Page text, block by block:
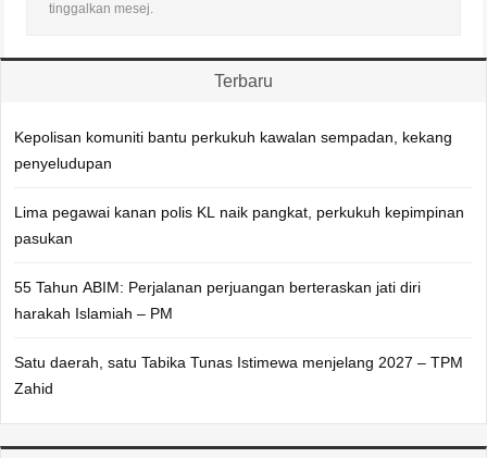
tinggalkan mesej.
Terbaru
Kepolisan komuniti bantu perkukuh kawalan sempadan, kekang
penyeludupan
Lima pegawai kanan polis KL naik pangkat, perkukuh kepimpinan
pasukan
55 Tahun ABIM: Perjalanan perjuangan berteraskan jati diri
harakah Islamiah – PM
Satu daerah, satu Tabika Tunas Istimewa menjelang 2027 – TPM
Zahid